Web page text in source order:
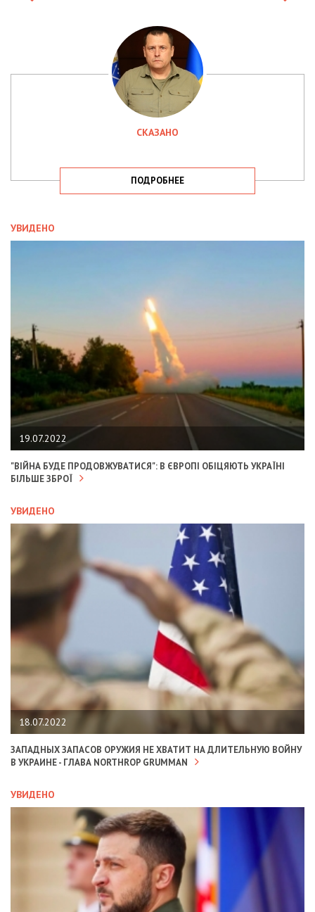
СКАЗАНО
ПОДРОБНЕЕ
УВИДЕНО
19.07.2022
"ВІЙНА БУДЕ ПРОДОВЖУВАТИСЯ": В ЄВРОПІ ОБІЦЯЮТЬ УКРАЇНІ
БІЛЬШЕ ЗБРОЇ
УВИДЕНО
18.07.2022
ЗАПАДНЫХ ЗАПАСОВ ОРУЖИЯ НЕ ХВАТИТ НА ДЛИТЕЛЬНУЮ ВОЙНУ
В УКРАИНЕ - ГЛАВА NORTHROP GRUMMAN
УВИДЕНО